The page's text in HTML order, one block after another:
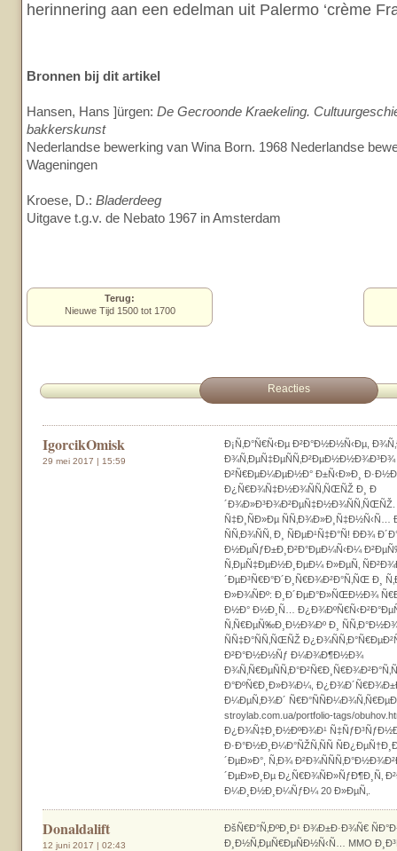
herinnering aan een edelman uit Palermo ‘crème
Bronnen bij dit artikel
Hansen, Hans ]ürgen: De Gecroonde Kraekeling.
bakkerskunst
Nederlandse bewerking van Wina Born. 1968 Nederlandse
Wageningen
Kroese, D.: Bladerdeeg
Uitgave t.g.v. de Nebato 1967 in Amsterdam
Terug:
Nieuwe Tijd 1500 tot 1700
Reacties
IgorcikOmisk
29 mei 2017 | 15:59
Ð¡Ñ‚Ð°Ñ€Ñ‹Ðµ Ð²Ð°Ð½Ð½Ñ‹Ðµ,
Ð¾Ñ‚ÐµÑ‡ÐµÑÑ‚Ð²ÐµÐ½Ð½Ð¾Ð³Ð¾
Ð²Ñ€ÐµÐ¼ÐµÐ½Ð° Ð±Ñ‹Ð»Ð¸
Ð¿Ñ€Ð¾Ñ‡Ð½Ð¾ÑÑ‚ÑŒÑŽ Ð¸ Ð
Ñ‡Ð¸ÑÐ»Ðµ
ÑÑ‚Ð¾ÑÑ‚ Ð¸ ÑÐµÐ¹Ñ‡Ð°Ñ! ÐÐ¾
Ð½ÐµÑƒÐ±Ð¸Ð²Ð°ÐµÐ¼Ñ‹Ð¼
Ñ‚ÐµÑ‡ÐµÐ½Ð¸ÐµÐ¼ Ð»ÐµÑ‚
´ÐµÐ³Ñ€Ð°Ð´Ð¸Ñ€Ð¾Ð²Ð°Ñ‚ÑŒ Ð¸
Ð»Ð¾ÑÐº: Ð¸Ð´ÐµÐ°Ð»ÑŒÐ½Ð¾
Ð½Ð° Ð½Ð¸Ñ…
Ñ‚Ñ€ÐµÑ‰Ð¸Ð½Ð¾Ðº Ð¸
ÑÑ‡Ð°ÑÑ‚ÑŒÑŽ
Ð²Ð°Ð½Ð½Ñƒ Ð¼Ð¾Ð¶Ð½Ð¾
Ð°ÐºÑ€Ð¸Ð»Ð¾Ð¼,
Ð¼ÐµÑ‚Ð¾Ð´
stroylab.com.ua/portfolio-tags/
Ð¿Ð¾Ñ‡Ð¸Ð½ÐºÐ¾Ð¹
Ð·Ð°Ð½Ð¸Ð¼Ð°ÑŽÑ‚ÑÑ
´ÐµÐ»Ð°, Ñ‚Ð¾
´ÐµÐ»Ð¸Ðµ Ð¿Ñ€Ð¾ÑÐ»ÑƒÐ¶Ð¸Ñ‚
Ð¼Ð¸Ð½Ð¸Ð¼ÑƒÐ¼ 20 Ð»ÐµÑ‚.
Donaldalift
12 juni 2017 | 02:43
ÐšÑ€Ð°Ñ‚ÐºÐ¸Ð¹ Ð¾Ð±Ð·Ð¾Ñ€
Ð¸Ð½Ñ‚ÐµÑ€ÐµÑÐ½Ñ‹Ñ… MMO